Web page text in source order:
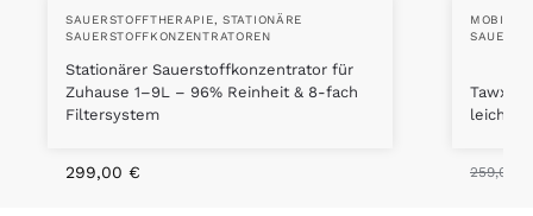
SAUERSTOFFTHERAPIE ,STATIONÄRE
SAUERSTOFFKONZENTRATOREN
Stationärer Sauerstoffkonzentrator für
Zuhause 1–9L – 96% Reinheit & 8-fach
Filtersystem
299,00 €
MOBILE
Tawxot
leicht &
259,00